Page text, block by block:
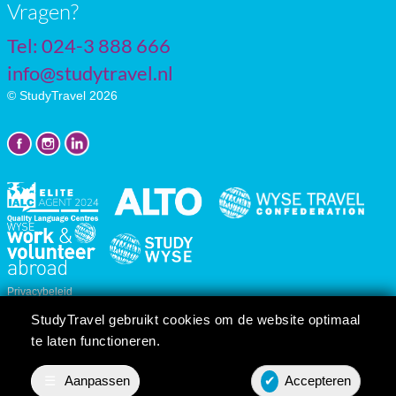
Prijsopgave Contact
StudyTravel gebruikt cookies om de website optimaal
te laten functioneren.
Aanpassen ✔ Accepteren
Vragen?
Tel: 024-3 888 666
info@studytravel.nl
© StudyTravel 2026
Privacybeleid
Reis/cursusvoorwaarden